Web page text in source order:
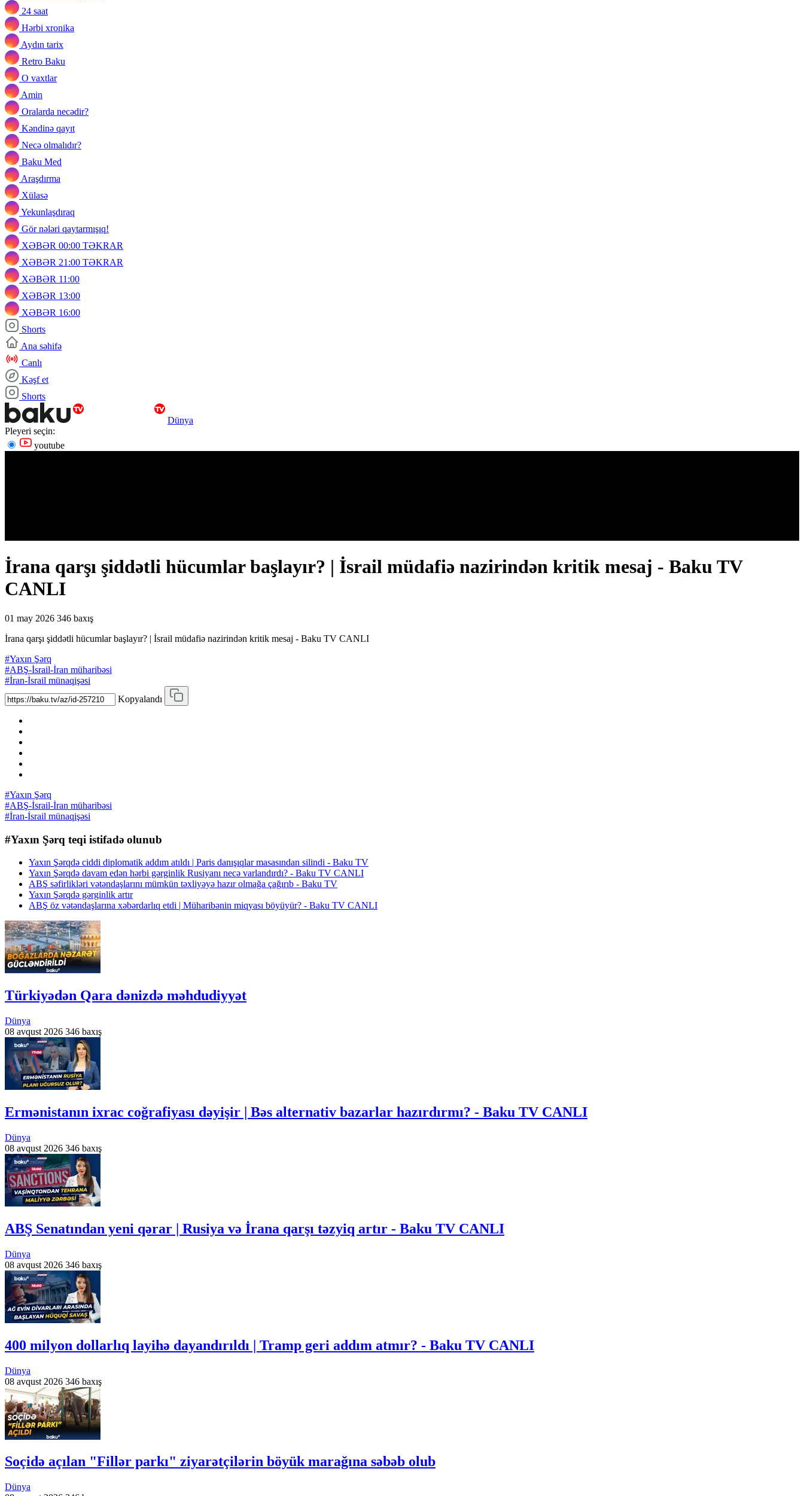
24 saat
Hərbi xronika
Aydın tarix
Retro Baku
O vaxtlar
Amin
Oralarda necədir?
Kəndinə qayıt
Necə olmalıdır?
Baku Med
Araşdırma
Xülasə
Yekunlaşdıraq
Gör nələri qaytarmışıq!
XƏBƏR 00:00 TƏKRAR
XƏBƏR 21:00 TƏKRAR
XƏBƏR 11:00
XƏBƏR 13:00
XƏBƏR 16:00
Shorts
Ana səhifə
Canlı
Kəşf et
Shorts
Dünya
Pleyeri seçin:
youtube
İrana qarşı şiddətli hücumlar başlayır? | İsrail müdafiə nazirindən kritik mesaj - Baku TV
CANLI
01 may 2026 346 baxış
İrana qarşı şiddətli hücumlar başlayır? | İsrail müdafiə nazirindən kritik mesaj - Baku TV CANLI
#Yaxın Şərq
#ABŞ-İsrail-İran müharibəsi
#İran-İsrail münaqişəsi
Kopyalandı
#Yaxın Şərq
#ABŞ-İsrail-İran müharibəsi
#İran-İsrail münaqişəsi
#Yaxın Şərq teqi istifadə olunub
Yaxın Şərqdə ciddi diplomatik addım atıldı | Paris danışıqlar masasından silindi - Baku TV
Yaxın Şərqdə davam edən hərbi gərginlik Rusiyanı necə varlandırdı? - Baku TV CANLI
ABŞ səfirlikləri vətəndaşlarını mümkün təxliyəyə hazır olmağa çağırıb - Baku TV
Yaxın Şərqdə gərginlik artır
ABŞ öz vətəndaşlarına xəbərdarlıq etdi | Müharibənin miqyası böyüyür? - Baku TV CANLI
Türkiyədən Qara dənizdə məhdudiyyət
Dünya
08 avqust 2026 346 baxış
Ermənistanın ixrac coğrafiyası dəyişir | Bəs alternativ bazarlar hazırdırmı? - Baku TV CANLI
Dünya
08 avqust 2026 346 baxış
ABŞ Senatından yeni qərar | Rusiya və İrana qarşı təzyiq artır - Baku TV CANLI
Dünya
08 avqust 2026 346 baxış
400 milyon dollarlıq layihə dayandırıldı | Tramp geri addım atmır? - Baku TV CANLI
Dünya
08 avqust 2026 346 baxış
Soçidə açılan "Fillər parkı" ziyarətçilərin böyük marağına səbəb olub
Dünya